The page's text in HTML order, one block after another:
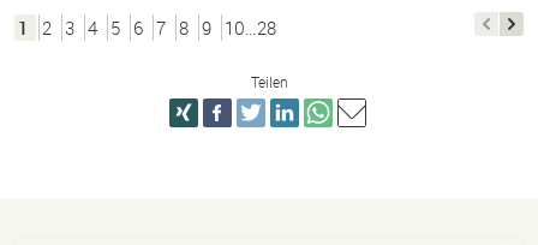
1 2 3 4 5 6 7 8 9 10…28
Teilen